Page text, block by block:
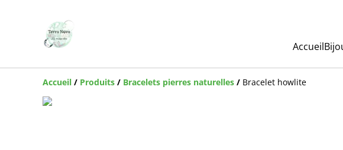
Accueil
Accueil / Produits / Bracelets pierres naturelles / Bracelet howlite